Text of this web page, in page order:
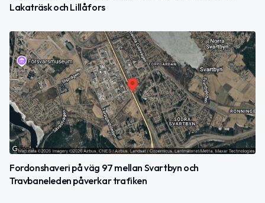
Lakaträsk och Lillåfors
Fordonshaveri på väg 97 mellan Svartbyn och
Travbaneleden påverkar trafiken